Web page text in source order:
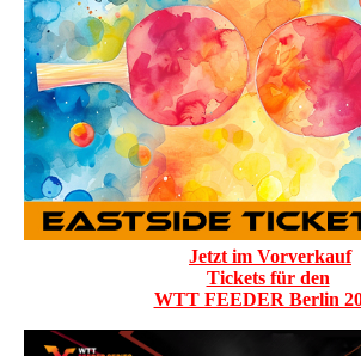
Jetzt im Vorverkauf
Tickets für den
WTT FEEDER Berlin